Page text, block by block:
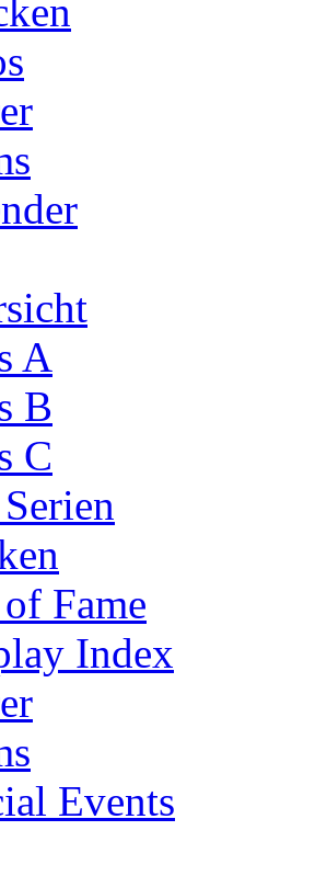
A
B
C
Fame
Index
Events